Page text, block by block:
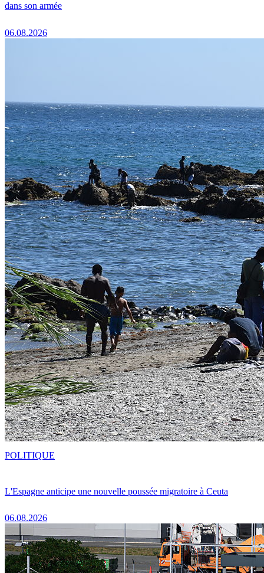
dans son armée
06.08.2026
L'Espagne anticipe une nouvelle poussée migratoire à Ceuta
06.08.2026
POLITIQUE